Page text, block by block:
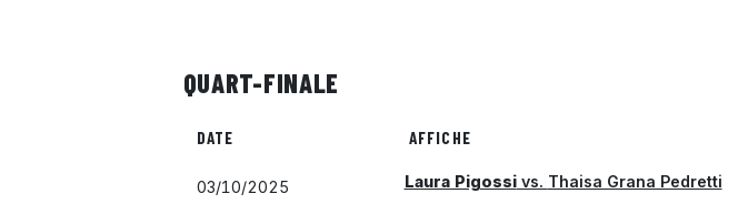
QUART-FINALE
DATE AFFICHE
03/10/2025 Laura Pigossivs. Thaisa Grana Pedretti